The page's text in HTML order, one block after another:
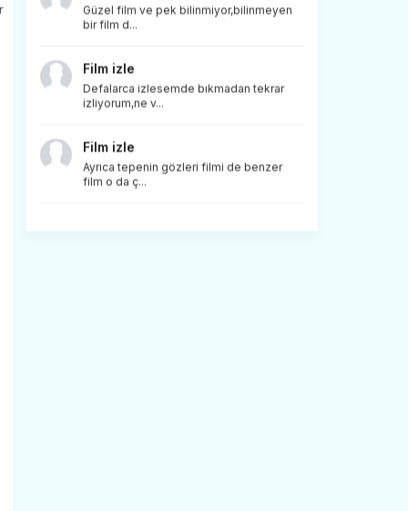
Güzel film ve pek bilinmiyor,bilinmeyen
bir film d...
Film izle
Defalarca izlesemde bıkmadan tekrar
izliyorum,ne v...
Film izle
Ayrıca tepenin gözleri filmi de benzer
film o da ç...